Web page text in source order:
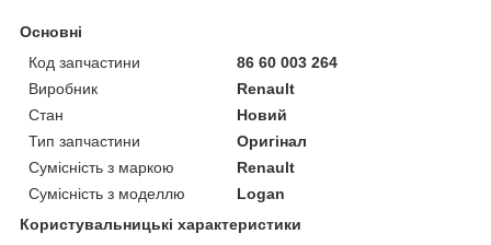
Основні
Код запчастини
86 60 003 264
Виробник
Renault
Стан
Новий
Тип запчастини
Оригінал
Сумісність з маркою
Renault
Сумісність з моделлю
Logan
Користувальницькі характеристики